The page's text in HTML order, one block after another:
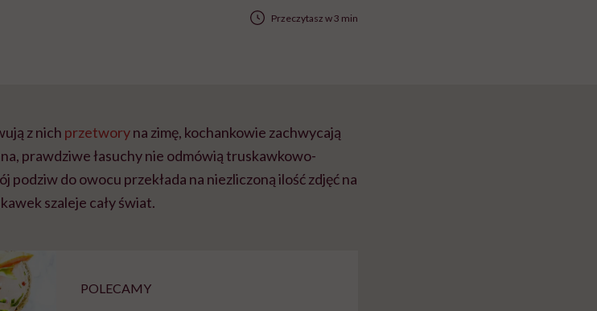
Przeczytasz w 3 min
z nich przetworyna zimę, kochankowie zachwycają
prawdziwe łasuchy nie odmówią truskawkowo-
podziw do owocu przekłada na niezliczoną ilość zdjęć na
szaleje cały świat.
POLECAMY